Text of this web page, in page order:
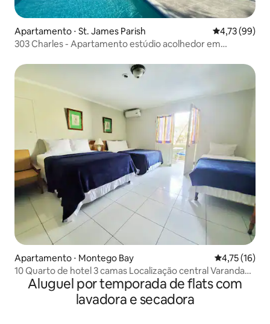
Apartamento ⋅ St. James Parish 4,73 de uma
4,73 (99)
303 Charles - Apartamento estúdio acolhedor em
Apartamento ⋅ Montego Bay 4,75 de uma
4,75 (16)
10 Quarto de hotel 3 camas Localização central Varanda
Wi-FiAluguel por temporada de flats com
lavadora e secadora